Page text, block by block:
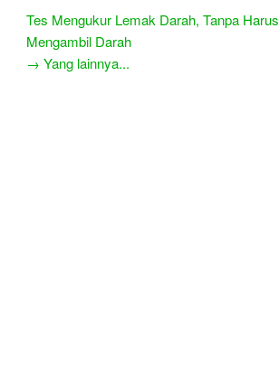
Tes Mengukur Lemak Darah, Tanpa Harus
Mengambil Darah
→ Yang lainnya...